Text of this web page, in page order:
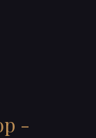
-